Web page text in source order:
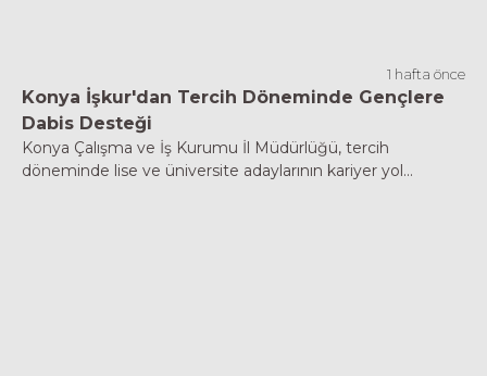
1 hafta önce
Konya İşkur'dan Tercih Döneminde Gençlere
Dabis Desteği
Konya Çalışma ve İş Kurumu İl Müdürlüğü, tercih
döneminde lise ve üniversite adaylarının kariyer yol...